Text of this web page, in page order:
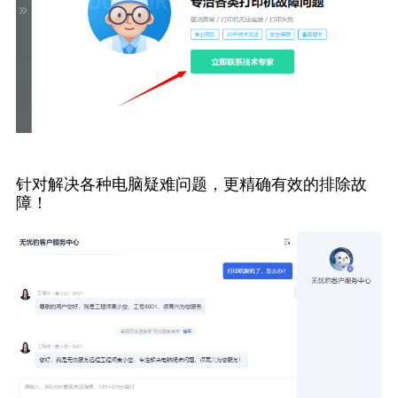
针对解决各种电脑疑难问题，更精确有效的排除故
障！